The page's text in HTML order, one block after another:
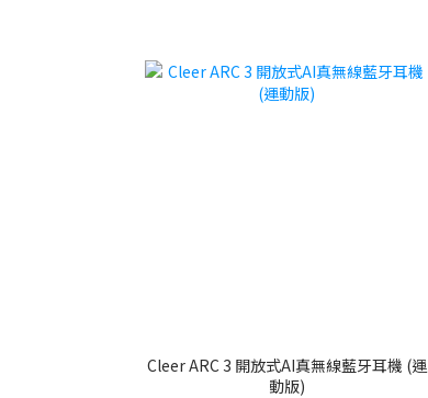
Cleer ARC 3 開放式AI真無線藍牙耳機 (運
動版)